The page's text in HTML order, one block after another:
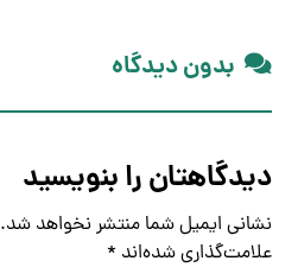
بدون دیدگاه
دیدگاهتان را بنویسید
نشانی ایمیل شما منتشر نخواهد شد.
علامت‌گذاری شده‌اند *